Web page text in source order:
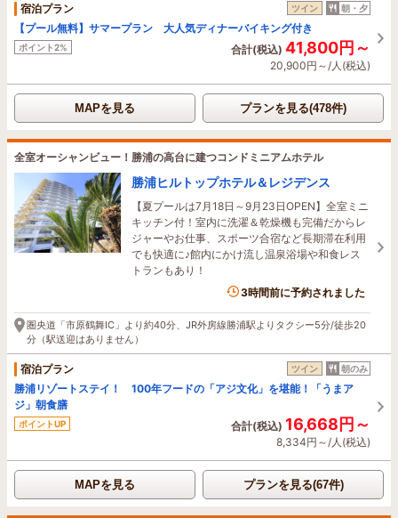
宿泊プラン ツイン 朝・夕
【プール無料】サマープラン 大人気ディナーバイキング付き
ポイント2% 合計(税込) 41,800円～
20,900円～/人(税込)
MAPを見る プランを見る(478件)
全室オーシャンビュー！勝浦の高台に建つコンドミニアムホテル
勝浦ヒルトップホテル＆レジデンス
【夏プールは7月18日～9月23日OPEN】全室ミニ
キッチン付！室内に洗濯＆乾燥機も完備だからレ
ジャーやお仕事、スポーツ合宿など長期滞在利用
でも快適に♪館内にかけ流し温泉浴場や和食レス
トランもあり！
3時間前に予約されました
圏央道「市原鶴舞IC」より約40分、JR外房線勝浦駅よりタクシー5分/徒歩20
分（駅送迎はありません）
宿泊プラン ツイン 朝のみ
勝浦リゾートステイ！ 100年フードの「アジ文化」を堪能！「うまア
ジ」朝食膳
ポイントUP 合計(税込) 16,668円～
8,334円～/人(税込)
MAPを見る プランを見る(67件)